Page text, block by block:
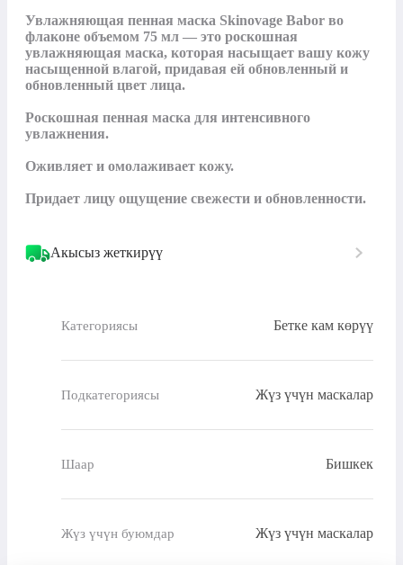
Увлажняющая пенная маска Skinovage Babor во
флаконе объемом 75 мл — это роскошная
увлажняющая маска, которая насыщает вашу кожу
насыщенной влагой, придавая ей обновленный и
обновленный цвет лица.
Роскошная пенная маска для интенсивного
увлажнения.
Оживляет и омолаживает кожу.
Придает лицу ощущение свежести и обновленности.
Акысыз жеткирүү
Категориясы Бетке кам көрүү
Подкатегориясы Жүз үчүн маскалар
Шаар Бишкек
Жүз үчүн буюмдар Жүз үчүн маскалар